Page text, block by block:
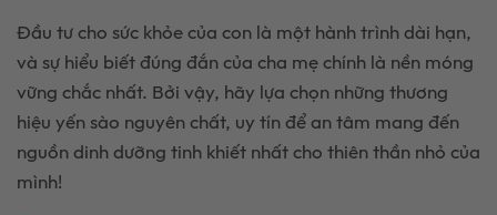
Đầu tư cho sức khỏe của con là một hành trình dài hạn,
và sự hiểu biết đúng đắn của cha mẹ chính là nền móng
vững chắc nhất. Bởi vậy, hãy lựa chọn những thương
hiệu yến sào nguyên chất, uy tín để an tâm mang đến
nguồn dinh dưỡng tinh khiết nhất cho thiên thần nhỏ của
mình!